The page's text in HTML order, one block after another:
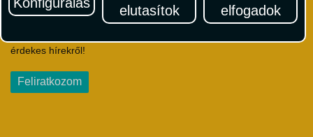
elutasítok
elfogadok
Iratkozzon fel Magyarország egyik legszínesebb utazási
érdekes hírekről!
Feliratkozom